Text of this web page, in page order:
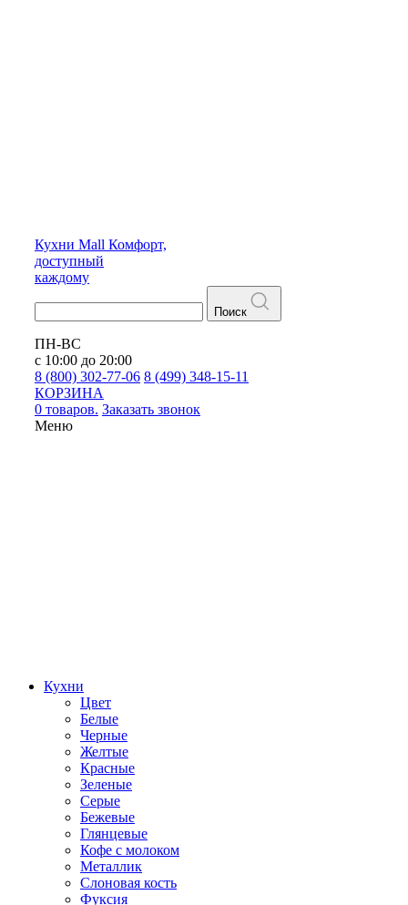
Кухни Mall Комфорт,
доступный
каждому
Поиск
ПН-ВС
с 10:00 до 20:00
8 (800) 302-77-06 8 (499) 348-15-11
КОРЗИНА
0 товаров. Заказать звонок
Меню
Кухни
Цвет
Белые
Черные
Желтые
Красные
Зеленые
Серые
Бежевые
Глянцевые
Кофе с молоком
Металлик
Слоновая кость
Фуксия